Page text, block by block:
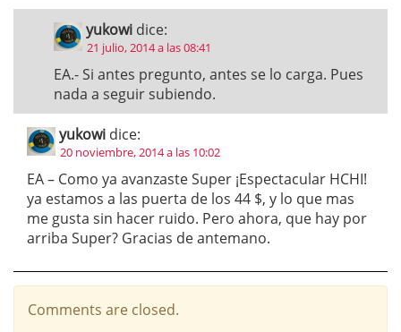
yukowi dice:
21 julio, 2014 a las 08:41
EA.- Si antes pregunto, antes se lo carga. Pues
nada a seguir subiendo.
yukowi dice:
20 noviembre, 2014 a las 10:02
EA – Como ya avanzaste Super ¡Espectacular HCHI!
ya estamos a las puerta de los 44 $, y lo que mas
me gusta sin hacer ruido. Pero ahora, que hay por
arriba Super? Gracias de antemano.
Comments are closed.